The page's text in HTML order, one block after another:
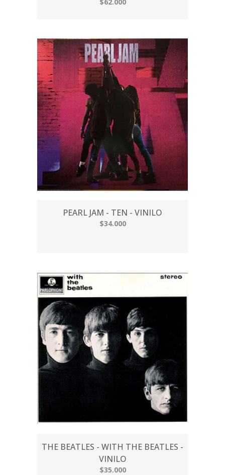
$62.000
PEARL JAM - TEN - VINILO
$34.000
THE BEATLES - WITH THE BEATLES -
VINILO
$35.000